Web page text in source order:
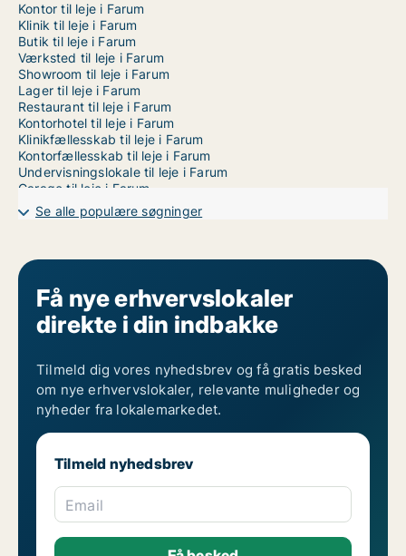
Kontor til leje i Farum
Klinik til leje i Farum
Butik til leje i Farum
Værksted til leje i Farum
Showroom til leje i Farum
Lager til leje i Farum
Restaurant til leje i Farum
Kontorhotel til leje i Farum
Klinikfællesskab til leje i Farum
Kontorfællesskab til leje i Farum
Undervisningslokale til leje i Farum
Garage til leje i Farum
Se alle populære søgninger
Få nye erhvervslokaler
direkte i din indbakke
Tilmeld dig vores nyhedsbrev og få gratis besked
om nye erhvervslokaler, relevante muligheder og
nyheder fra lokalemarkedet.
Tilmeld nyhedsbrev
Email